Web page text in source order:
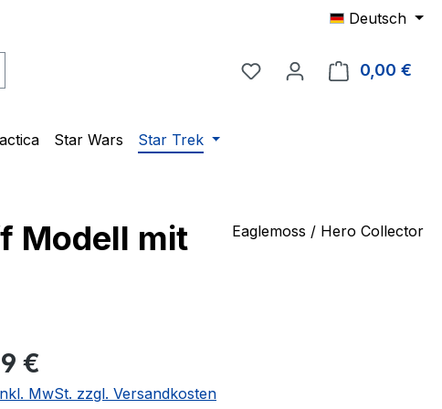
Deutsch
Du hast 0 Produkte auf
0,00 €
Star Wars Star Trek
Modell mit
Eaglemoss / Hero Collector
Preis:
€
MwSt. zzgl. Versandkosten